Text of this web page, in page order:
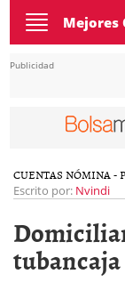
Toggle
navigation
Mejores
Publicidad
CUENTAS NÓMINA -
Escrito por: Nvindi
tubancaja